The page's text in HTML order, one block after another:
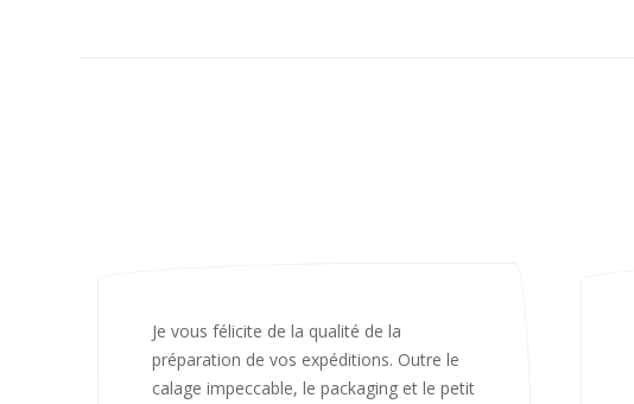
J’ai adoré ouvrir ce paquet votre message
est bienveillant et fait plaisir. Je ne
manquerai pas de recommandé chez